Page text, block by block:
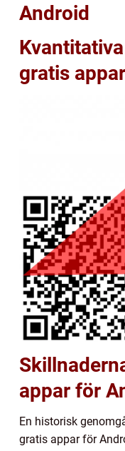
Android
gratis
appar för
En historisk
gratis appar för